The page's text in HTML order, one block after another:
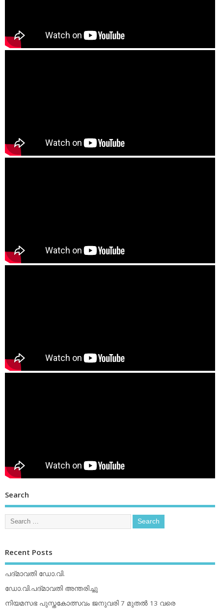
Search
Recent Posts
പദ്മാവതി ഡോ.വി.
ഡോ.വി.പദ്മാവതി അന്തരിച്ചു
നിയമസഭ പുസ്തകോത്സവം ജനുവരി 7 മുതല്‍ 13 വരെ